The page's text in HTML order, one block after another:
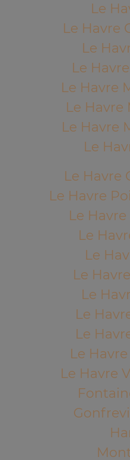
Le
Le Havre
Le
Le
Le Havre
Le Havre
Le Havre
Le
Le Havre
Le Havre
Le
Le
Le
Le
Le
Le
Le
Le
Le Havre